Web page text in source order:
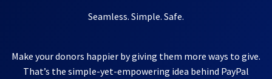
Seamless. Simple. Safe.
Make your donors happier by giving them more ways to give.
That’s the simple-yet-empowering idea behind PayPal